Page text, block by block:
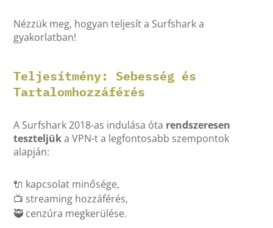
Nézzük meg, hogyan teljesít a Surfshark a
gyakorlatban!
Teljesítmény: Sebesség és
Tartalomhozzáférés
A Surfshark 2018-as indulása óta rendszeresen
teszteljüka VPN-t a legfontosabb szempontok
alapján:
🔌 kapcsolat minősége,
📺 streaming hozzáférés,
🥷 cenzúra megkerülése.